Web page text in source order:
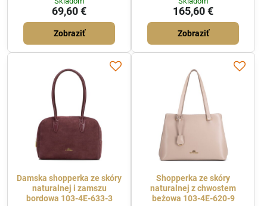
69,60 €
Zobraziť
165,60 €
Zobraziť
Damska shopperka ze skóry
naturalnej i zamszu
bordowa 103-4E-633-3
Shopperka ze skóry
naturalnej z chwostem
beżowa 103-4E-620-9